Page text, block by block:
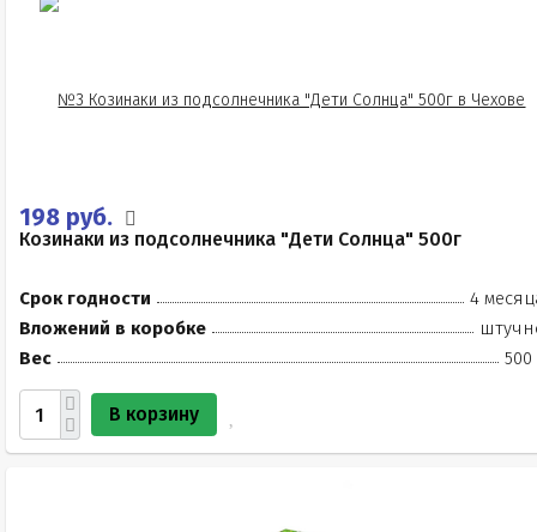
198 руб.
Козинаки из подсолнечника "Дети Солнца" 500г
Срок годности
4
Вложений в коробке
Вес
500
В корзину